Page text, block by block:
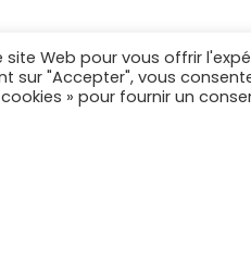
site Web pour vous offrir
sur "Accepter", vous
» pour fournir un